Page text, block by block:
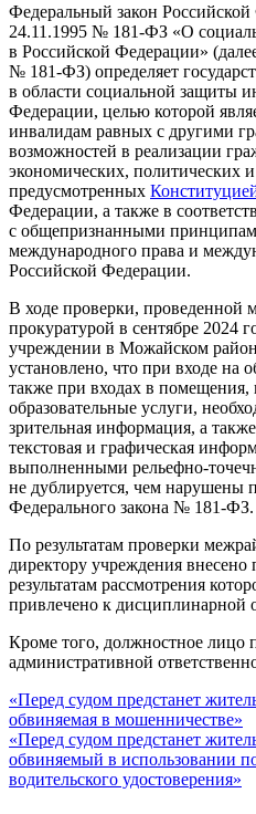
Федеральный закон
24.11.1995 № 181-ФЗ «О
в Российской Федерации»
№ 181-ФЗ) определяет
в области социальной защиты
Федерации, целью которой
инвалидам равных с другими
возможностей в реализации
экономических, политических
предусмотренных
Федерации, а также в
с общепризнанными
международного права и
Российской Федерации.
В ходе проверки, проведенной
прокуратурой в сентябре 2024
учреждении в Можайском
установлено, что при входе на
также при входах в помещения,
образовательные услуги,
зрительная информация, а
текстовая и графическая
выполненными рельефно-
не дублируется, чем нарушены
Федерального закона № 181-ФЗ.
По результатам проверки
директору учреждения внесено
результатам рассмотрения
привлечено к дисциплинарной
Кроме того, должностное лицо
административной
«Перед судом предстанет
обвиняемая в мошенничестве»
«Перед судом предстанет
обвиняемый в использовании
водительского удостоверения»